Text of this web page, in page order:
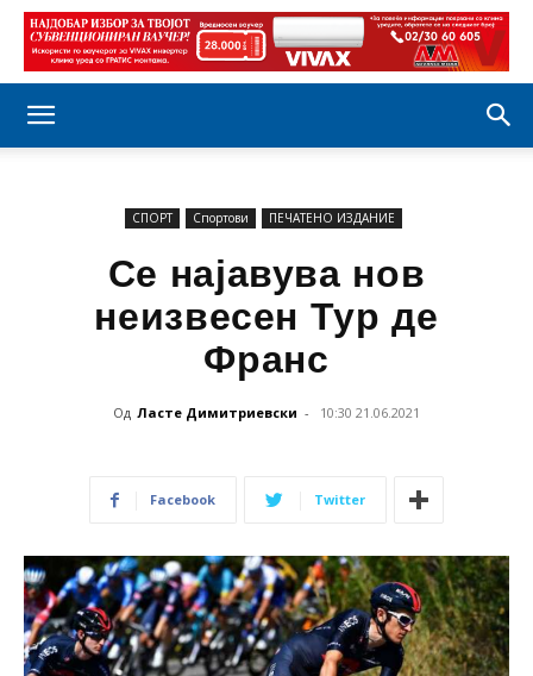
СПОРТ Спортови ПЕЧАТЕНО ИЗДАНИЕ
Се најавува нов
неизвесен Тур де
Франс
Од Ласте Димитриевски - 10:30 21.06.2021
Facebook Twitter